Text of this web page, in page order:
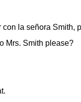
con la señora Smith,
Mrs. Smith please?